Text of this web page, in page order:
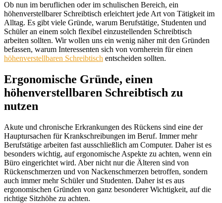
Ob nun im beruflichen oder im schulischen Bereich, ein
höhenverstellbarer Schreibtisch erleichtert jede Art von Tätigkeit im
Alltag. Es gibt viele Gründe, warum Berufstätige, Studenten und
Schüler an einem solch flexibel einzustellenden Schreibtisch
arbeiten sollten. Wir wollen uns ein wenig näher mit den Gründen
befassen, warum Interessenten sich von vornherein für einen
höhenverstellbaren Schreibtisch entscheiden sollten.
Ergonomische Gründe, einen
höhenverstellbaren Schreibtisch zu
nutzen
Akute und chronische Erkrankungen des Rückens sind eine der
Hauptursachen für Krankschreibungen im Beruf. Immer mehr
Berufstätige arbeiten fast ausschließlich am Computer. Daher ist es
besonders wichtig, auf ergonomische Aspekte zu achten, wenn ein
Büro eingerichtet wird. Aber nicht nur die Älteren sind von
Rückenschmerzen und von Nackenschmerzen betroffen, sondern
auch immer mehr Schüler und Studenten. Daher ist es aus
ergonomischen Gründen von ganz besonderer Wichtigkeit, auf die
richtige Sitzhöhe zu achten.